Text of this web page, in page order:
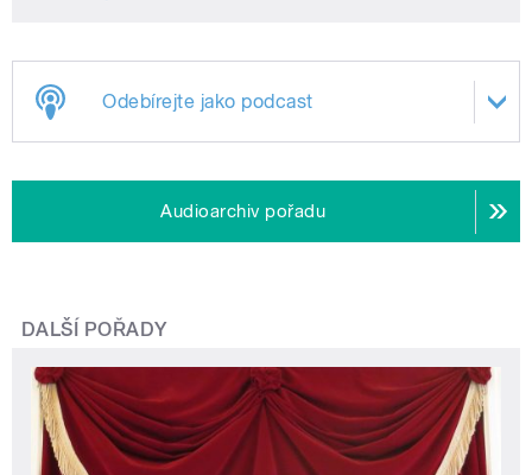
Odebírejte jako podcast
Audioarchiv pořadu
DALŠÍ POŘADY